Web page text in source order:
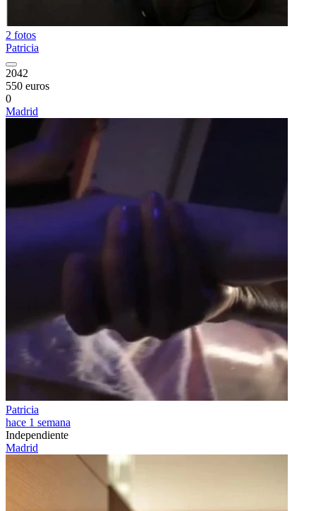
2 fotos
Patricia
2042
550 euros
0
Madrid
Patricia
hace 1 semana
Independiente
Madrid